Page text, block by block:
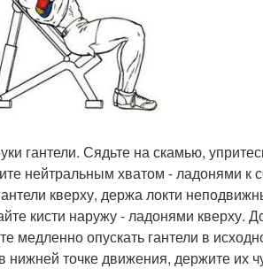
гантели. Сядьте на скамью,
нейтральным хватом - ладонями к
кверху, держа локти
кисти наружу - ладонями кверху.
медленно опускать гантели в
точке движения, держите их